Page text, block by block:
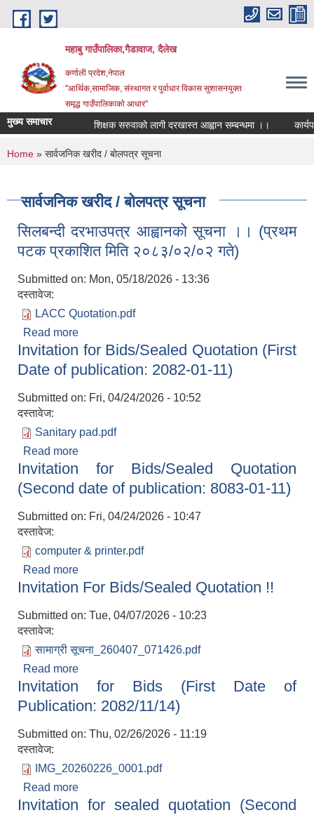
Skip to main content
महाबु गाउँपालिका,गैडावाज, दैलेख
कर्णाली प्रदेश,नेपाल
"आर्थिक,सामाजिक, संस्थागत र पुर्वाधार विकास सुशासनयुक्त
समृद्ध गाउँपालिकाकाे आधार"
मुख्य समाचार शिक्षक सरुवाको लागी दरखास्त आह्वान सम्बन्धमा ।।
You are here
Home » सार्वजनिक खरीद / बोलपत्र सूचना
सार्वजनिक खरीद / बोलपत्र सूचना
सिलबन्दी दरभाउपत्र आह्वानको सूचना ।। (प्रथम
पटक प्रकाशित मिति २०८३/०२/०२ गते)
Submitted on: Mon, 05/18/2026 - 13:36
दस्तावेज:
LACC Quotation.pdf
Read more
पटक प्रकाशित मिति २०८३/०२/०२ गते)
Invitation for Bids/Sealed Quotation (First
Date of publication: 2082-01-11)
Submitted on: Fri, 04/24/2026 - 10:52
दस्तावेज:
Sanitary pad.pdf
Read more
Date of publication: 2082-01-11)
Invitation for Bids/Sealed Quotation
(Second date of publication: 8083-01-11)
Submitted on: Fri, 04/24/2026 - 10:47
दस्तावेज:
computer & printer.pdf
Read more
(Second date of publication: 8083-01-11)
Invitation For Bids/Sealed Quotation !!
Submitted on: Tue, 04/07/2026 - 10:23
दस्तावेज:
सामाग्री सूचना_260407_071426.pdf
Read more
Invitation for Bids (First Date of
Publication: 2082/11/14)
Submitted on: Thu, 02/26/2026 - 11:19
दस्तावेज:
IMG_20260226_0001.pdf
Read more
Publication: 2082/11/14)
Invitation for sealed quotation (Second